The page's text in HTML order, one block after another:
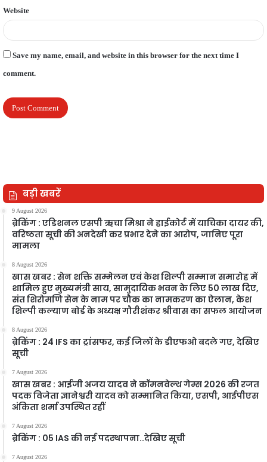
Website
Save my name, email, and website in this browser for the next time I
comment.
बड़ी खबरें
9 August 2026
ब्रेकिंग : एडिशनल एसपी ऋचा मिश्रा ने हाईकोर्ट में याचिका दायर की,
वरिष्ठता सूची की अनदेखी कर प्रभार देने का आरोप, जानिए पूरा
मामला
8 August 2026
खास खबर : सेन शक्ति सम्मेलन एवं केश शिल्पी सम्मान समारोह में
शामिल हुए मुख्यमंत्री साय, सामुदायिक भवन के लिए 50 लाख दिए,
संत शिरोमणि सेन के नाम पर चौक का नामकरण का ऐलान, केश
शिल्पी कल्याण बोर्ड के अध्यक्ष गौरीशंकर श्रीवास का सफल आयोजन
8 August 2026
ब्रेकिंग : 24 IFS का ट्रांसफर, कई जिलों के डीएफओ बदले गए, देखिए
सूची
7 August 2026
खास खबर : आईजी अजय यादव ने कॉमनवेल्थ गेम्स 2026 की रजत
पदक विजेता ज्ञानेश्वरी यादव को सम्मानित किया, एसपी, आईपीएस
अंकिता शर्मा उपस्थित रहीं
7 August 2026
ब्रेकिंग : 05 IAS की नई पदस्थापना..देखिए सूची
7 August 2026